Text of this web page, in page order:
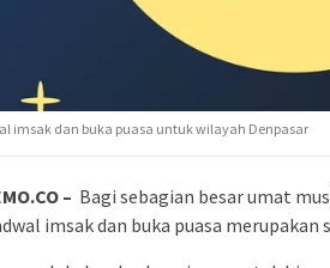
imsak dan buka puasa untuk wilayah Denpasar
– Bagi sebagian besar umat
imsak dan buka puasa merupakan